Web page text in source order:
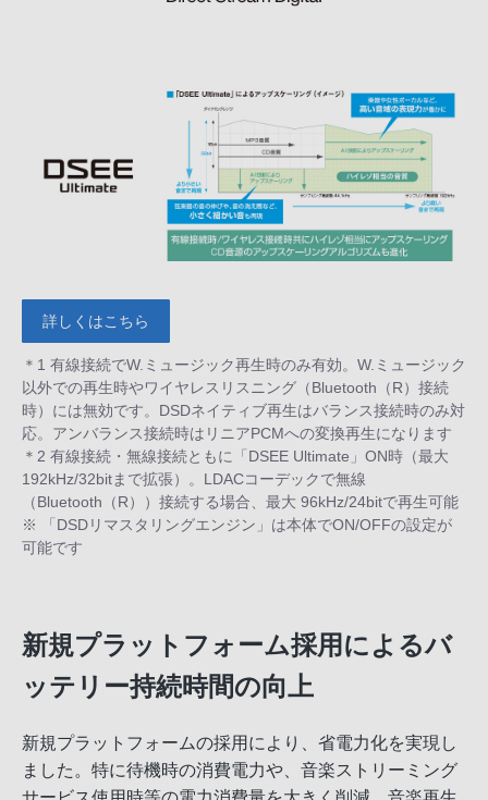
詳しくはこちら
＊1 有線接続でW.ミュージック再生時のみ有効。W.ミュージック
以外での再生時やワイヤレスリスニング（Bluetooth（R）接続
時）には無効です。DSDネイティブ再生はバランス接続時のみ対
応。アンバランス接続時はリニアPCMへの変換再生になります
＊2 有線接続・無線接続ともに「DSEE Ultimate」ON時（最大
192kHz/32bitまで拡張）。LDACコーデックで無線
（Bluetooth（R））接続する場合、最大 96kHz/24bitで再生可能
※ 「DSDリマスタリングエンジン」は本体でON/OFFの設定が
可能です
新規プラットフォーム採用によるバ
ッテリー持続時間の向上
新規プラットフォームの採用により、省電力化を実現し
ました。特に待機時の消費電力や、音楽ストリーミング